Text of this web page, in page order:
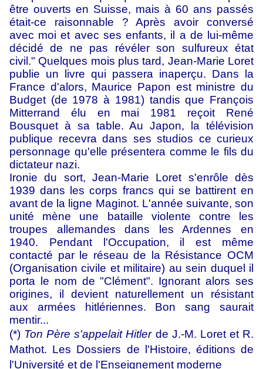
être ouverts en Suisse, mais à 60 ans passés
était-ce raisonnable ? Après avoir conversé
avec moi et avec ses enfants, il a de lui-même
décidé de ne pas révéler son sulfureux état
civil." Quelques mois plus tard, Jean-Marie Loret
publie un livre qui passera inaperçu. Dans la
France d'alors, Maurice Papon est ministre du
Budget (de 1978 à 1981) tandis que François
Mitterrand élu en mai 1981 reçoit René
Bousquet à sa table. Au Japon, la télévision
publique recevra dans ses studios ce curieux
personnage qu'elle présentera comme le fils du
dictateur nazi.
Ironie du sort, Jean-Marie Loret s'enrôle dès
1939 dans les corps francs qui se battirent en
avant de la ligne Maginot. L'année suivante, son
unité mène une bataille violente contre les
troupes allemandes dans les Ardennes en
1940. Pendant l'Occupation, il est même
contacté par le réseau de la Résistance OCM
(Organisation civile et militaire) au sein duquel il
porta le nom de "Clément". Ignorant alors ses
origines, il devient naturellement un résistant
aux armées hitlériennes. Bon sang saurait
mentir...
(*) Ton Père s'appelait Hitlerde J.-M. Loret et R.
Mathot. Les Dossiers de l'Histoire, éditions de
l'Université et de l'Enseignement moderne